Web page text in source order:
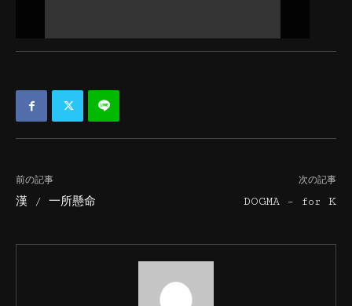
前の記事
漢 / 一所懸命
次の記事
DOGMA – for K